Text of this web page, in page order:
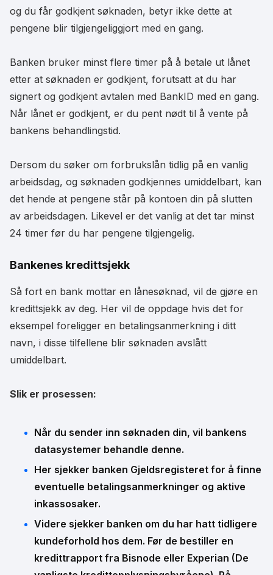
og du får godkjent søknaden, betyr ikke dette at
pengene blir tilgjengeliggjort med en gang.
Banken bruker minst flere timer på å betale ut lånet
etter at søknaden er godkjent, forutsatt at du har
signert og godkjent avtalen med BankID med en gang.
Når lånet er godkjent, er du pent nødt til å vente på
bankens behandlingstid.
Dersom du søker om forbrukslån tidlig på en vanlig
arbeidsdag, og søknaden godkjennes umiddelbart, kan
det hende at pengene står på kontoen din på slutten
av arbeidsdagen. Likevel er det vanlig at det tar minst
24 timer før du har pengene tilgjengelig.
Bankenes kredittsjekk
Så fort en bank mottar en lånesøknad, vil de gjøre en
kredittsjekk av deg. Her vil de oppdage hvis det for
eksempel foreligger en betalingsanmerkning i ditt
navn, i disse tilfellene blir søknaden avslått
umiddelbart.
Slik er prosessen:
Når du sender inn søknaden din, vil bankens
datasystemer behandle denne.
Her sjekker banken Gjeldsregisteret for å finne
eventuelle betalingsanmerkninger og aktive
inkassosaker.
Videre sjekker banken om du har hatt tidligere
kundeforhold hos dem. Før de bestiller en
kredittrapport fra Bisnode eller Experian (De